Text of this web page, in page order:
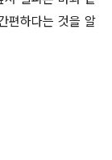
편하다는 것을 알